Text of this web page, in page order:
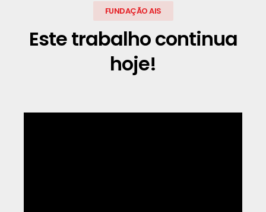
FUNDAÇÃO AIS
Este trabalho continua
hoje!